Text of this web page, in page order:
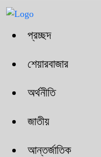
প্রচ্ছদ
শেয়ারবাজার
অর্থনীতি
জাতীয়
আন্তর্জাতিক